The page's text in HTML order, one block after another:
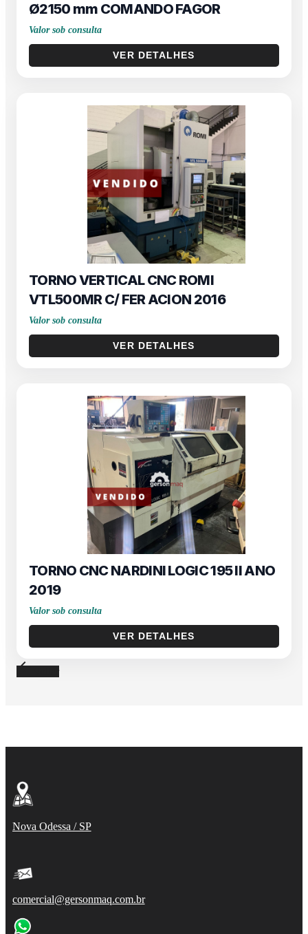
Ø2150 mm COMANDO FAGOR
Valor sob consulta
VER DETALHES
TORNO VERTICAL CNC ROMI
VTL500MR C/ FER ACION 2016
Valor sob consulta
VER DETALHES
TORNO CNC NARDINI LOGIC 195 II ANO
2019
Valor sob consulta
VER DETALHES
arrow_back
Nova Odessa / SP
comercial@gersonmaq.com.br